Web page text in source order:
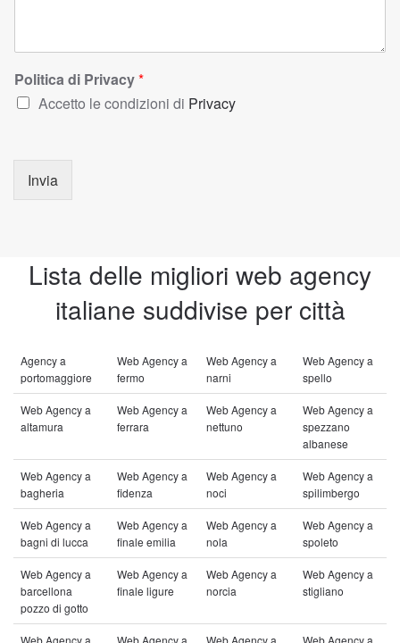
Politica di Privacy*
Accetto le condizioni di Privacy
Invia
Lista delle migliori web agency
italiane suddivise per città
Agency a
portomaggiore
Web Agency a
fermo
Web Agency a
narni
Web Agency a
spello
Web Agency a
altamura
Web Agency a
ferrara
Web Agency a
nettuno
Web Agency a
spezzano
albanese
Web Agency a
bagheria
Web Agency a
fidenza
Web Agency a
noci
Web Agency a
spilimbergo
Web Agency a
bagni di lucca
Web Agency a
finale emilia
Web Agency a
nola
Web Agency a
spoleto
Web Agency a
barcellona
pozzo di gotto
Web Agency a
finale ligure
Web Agency a
norcia
Web Agency a
stigliano
Web Agency a Web Agency a Web Agency a Web Agency a